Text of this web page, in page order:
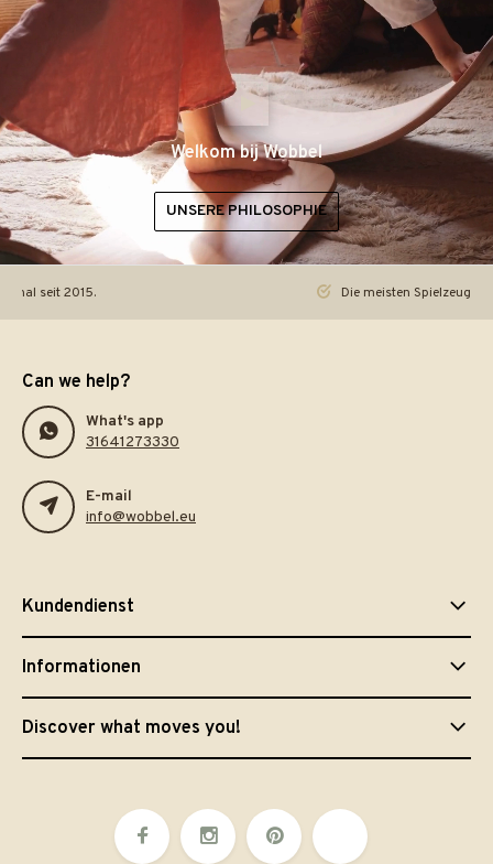
Welkom bij Wobbel
UNSERE PHILOSOPHIE
seit 2015. Die meisten Spielzeuge
Can we help?
What's app
31641273330
E-mail
info@wobbel.eu
Kundendienst
Informationen
Discover what moves you!